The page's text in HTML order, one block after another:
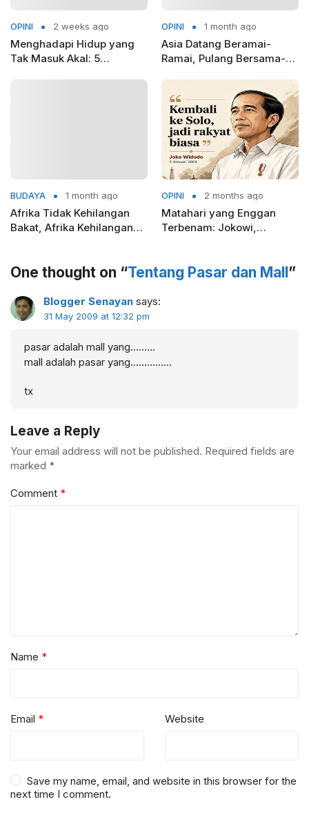
OPINI 2 weeks ago
Menghadapi Hidup yang
Tak Masuk Akal: 5
OPINI 1 month ago
Asia Datang Beramai-
Ramai, Pulang Bersama-
BUDAYA 1 month ago
Afrika Tidak Kehilangan
Bakat, Afrika Kehilangan
OPINI 2 months ago
Matahari yang Enggan
Terbenam: Jokowi,
One thought on “Tentang Pasar dan Mall”
Blogger Senayan says:
31 May 2009 at 12:32 pm
pasar adalah mall yang………
mall adalah pasar yang……………
tx
Leave a Reply
Your email address will not be published. Required fields are
marked *
Comment *
Name *
Email * Website
Save my name, email, and website in this browser for the
next time I comment.